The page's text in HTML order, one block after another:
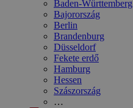
Baden-Württemberg
Bajorország
Berlin
Brandenburg
Düsseldorf
Fekete erdő
Hamburg
Hessen
Szászország
…